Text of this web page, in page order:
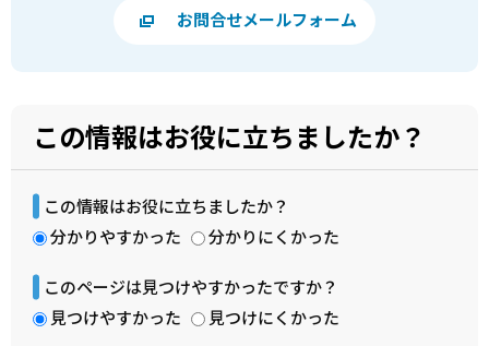
お問合せメールフォーム
この情報はお役に立ちましたか？
この情報はお役に立ちましたか？
分かりやすかった
分かりにくかった
このページは見つけやすかったですか？
見つけやすかった
見つけにくかった